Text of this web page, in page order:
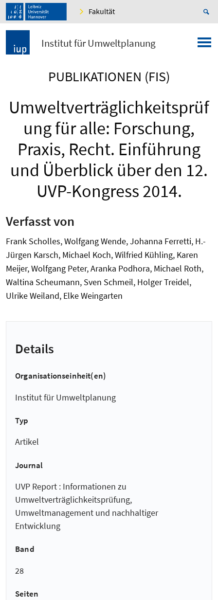
Fakultät
Institut für Umweltplanung
PUBLIKATIONEN (FIS)
Umweltverträglichkeitsprüf
ung für alle: Forschung,
Praxis, Recht. Einführung
und Überblick über den 12.
UVP-Kongress 2014.
Verfasst von
Frank Scholles, Wolfgang Wende, Johanna Ferretti, H.-
Jürgen Karsch, Michael Koch, Wilfried Kühling, Karen
Meijer, Wolfgang Peter, Aranka Podhora, Michael Roth,
Waltina Scheumann, Sven Schmeil, Holger Treidel,
Ulrike Weiland, Elke Weingarten
Details
Organisationseinheit(en)
Institut für Umweltplanung
Typ
Artikel
Journal
UVP Report : Informationen zu
Umweltverträglichkeitsprüfung,
Umweltmanagement und nachhaltiger
Entwicklung
Band
28
Seiten